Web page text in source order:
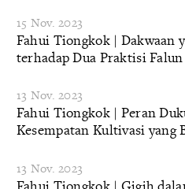
15 Nov. 2023
Fahui Tiongkok | Dakwaan
terhadap Dua Praktisi
13 Nov. 2023
Fahui Tiongkok | Peran
Kesempatan Kultivasi yang
13 Nov. 2023
Fahui Tiongkok | Gigih